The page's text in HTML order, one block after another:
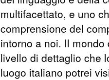
multifacettato, e uno
comprensione del
intorno a noi. Il
livello di dettaglio che
luogo italiano potrei